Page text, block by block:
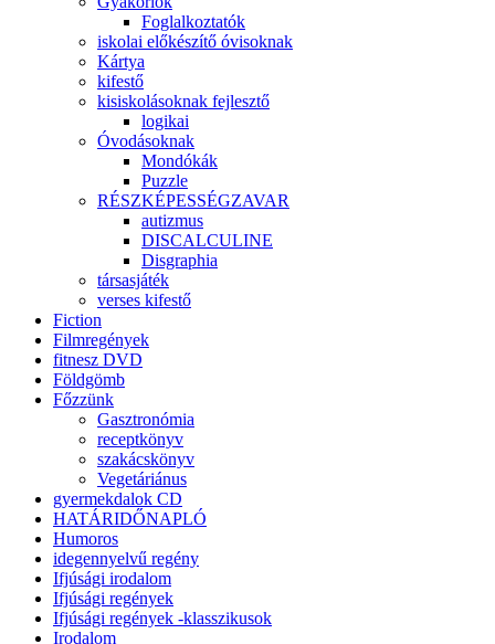
Foglalkoztatók
iskolai előkészítő óvisoknak
Kártya
kifestő
kisiskolásoknak fejlesztő
logikai
Óvodásoknak
Mondókák
Puzzle
RÉSZKÉPESSÉGZAVAR
autizmus
DISCALCULINE
Disgraphia
társasjáték
verses kifestő
Fiction
Filmregények
fitnesz DVD
Földgömb
Főzzünk
Gasztronómia
receptkönyv
szakácskönyv
Vegetáriánus
gyermekdalok CD
HATÁRIDŐNAPLÓ
Humoros
idegennyelvű regény
Ifjúsági irodalom
Ifjúsági regények
Ifjúsági regények -klasszikusok
Irodalom